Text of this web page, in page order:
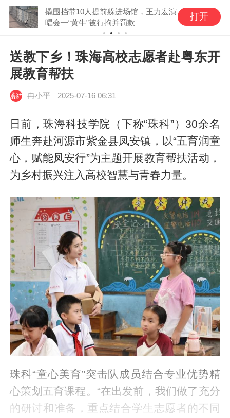
撬围挡带10人提前躲进场馆，王力宏演
唱会一“黄牛”被行拘并罚款
打开
送教下乡！珠海高校志愿者赴粤东开
展教育帮扶
冉小平 2025-07-16 06:31
日前，珠海科技学院（下称“珠科”）30余名
师生奔赴河源市紫金县凤安镇，以“五育润童
心，赋能凤安行”为主题开展教育帮扶活动，
为乡村振兴注入高校智慧与青春力量。
珠科“童心美育”突击队成员结合专业优势精
心策划五育课程。“在出发前，我们做了充分
的研讨和准备，重点结合学生志愿者的不同